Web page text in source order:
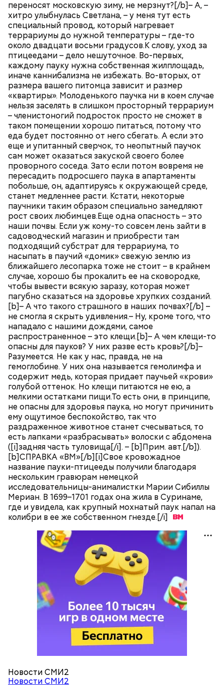
переносят московскую зиму, не мерзнут?[/b]– А, –
хитро улыбнулась Светлана, – у меня тут есть
специальный провод, который нагревает
террариумы до нужной температуры – где-то
около двадцати восьми градусов.К слову, уход за
птицеедами – дело нешуточное. Во-первых,
каждому пауку нужна собственная жилплощадь,
иначе каннибализма не избежать. Во-вторых, от
размера вашего питомца зависит и размер
«квартиры». Молоденького паучка ни в коем случае
нельзя заселять в слишком просторный террариум
– членистоногий подросток просто не сможет в
таком помещении хорошо питаться, потому что
еда будет постоянно от него сбегать. А если это
еще и упитанный сверчок, то неопытный паучок
сам может оказаться закуской своего более
проворного соседа. Зато если потом вовремя не
пересадить подросшего паука в апартаменты
побольше, он, адаптируясь к окружающей среде,
станет медленнее расти. Кстати, некоторые
паучники таким образом специально замедляют
рост своих любимцев.Еще одна опасность – это
наши почвы. Если уж кому-то совсем лень зайти в
садоводческий магазин и приобрести там
подходящий субстрат для террариума, то
насыпать в паучий «домик» свежую землю из
ближайшего лесопарка тоже не стоит – в крайнем
случае, хорошо бы прокалить ее на сковородке,
чтобы вывести всякую заразу, которая может
пагубно сказаться на здоровье хрупких созданий.
[b]– А что такого страшного в наших почвах?[/b] –
не смогла я скрыть удивления.– Ну, кроме того, что
нападало с нашими дождями, самое
распространенное – это клещи.[b]– А чем клещи-то
опасны для пауков? У них разве есть кровь?[/b]–
Разумеется. Не как у нас, правда, не на
гемоглобине. У них она называется гемолимфа и
содержит медь, которая придает паучьей «крови»
голубой оттенок. Но клещи питаются не ею, а
мелкими остатками пищи.То есть они, в принципе,
не опасны для здоровья паука, но могут причинить
ему ощутимое беспокойство, так что
раздраженное животное станет счесываться, то
есть лапками «разбрасывать» волоски с абдомена
([i]задняя часть туловища[/i]. – [b]Прим. авт.[/b]).
[b]СПРАВКА «ВМ»[/b][i]Свое кровожадное
название пауки-птицееды получили благодаря
нескольким гравюрам немецкой
исследовательницы-анималистки Марии Сибиллы
Мериан. В 1699–1701 годах она жила в Суринаме,
где и увидела, как крупный мохнатый паук напал на
колибри в ее же собственном гнезде.[/i]
Новости СМИ2
Новости СМИ2
По словам Вильфанда, с середины следующей
Читайте также:
Синоптик предупредил о переносе
купального сезона в Москве и Подмосковье